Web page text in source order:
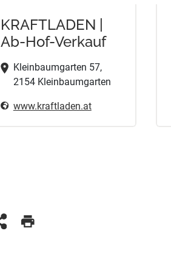
KRAFTLADEN |
Ab-Hof-Verkauf
Kleinbaumgarten 57,
2154 Kleinbaumgarten
www.kraftladen.at